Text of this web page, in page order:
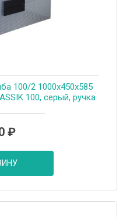
100/2 1000х450х585
100, серый, ручка
₽